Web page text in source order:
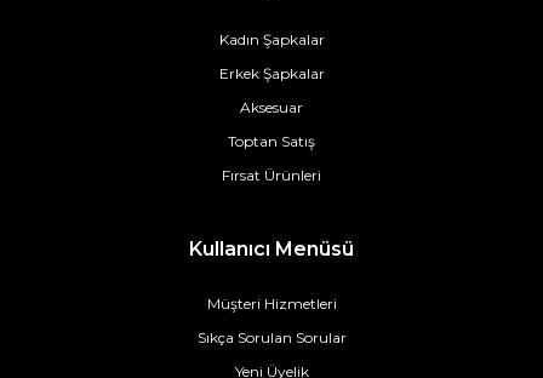
Kadın Şapkalar
Erkek Şapkalar
Aksesuar
Toptan Satış
Fırsat Ürünleri
Kullanıcı Menüsü
Müşteri Hizmetleri
Sıkça Sorulan Sorular
Yeni Üyelik